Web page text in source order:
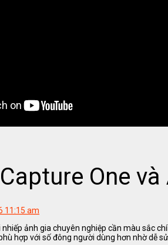
One
11:15 am
ảnh gia chuyên nghiệp cần màu sắc
hợp với số đông người dùng hơn nhờ dễ